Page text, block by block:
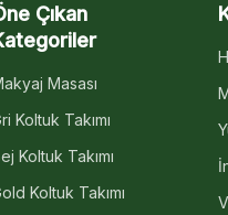
Çıkan
Masası
Koltuk Takımı
Koltuk Takımı
Koltuk Takımı